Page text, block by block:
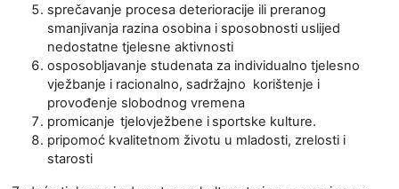
sprečavanje procesa deterioracije ili preranog
smanjivanja razina osobina i sposobnosti uslijed
nedostatne tjelesne aktivnosti
osposobljavanje studenata za individualno tjelesno
vježbanje i racionalno, sadržajno korištenje i
provođenje slobodnog vremena
promicanje tjelovježbene i sportske kulture.
pripomoć kvalitetnom životu u mladosti, zrelosti i
starosti